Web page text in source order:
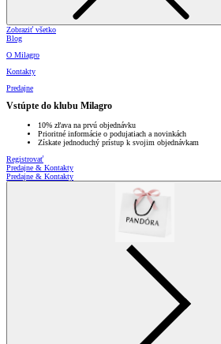
Zobraziť všetko
Blog
O Milagro
Kontakty
Predajne
Vstúpte do klubu Milagro
10% zľava na prvú objednávku
Prioritné informácie o podujatiach a novinkách
Získate jednoduchý prístup k svojim objednávkam
Registrovať
Predajne & Kontakty
Predajne & Kontakty